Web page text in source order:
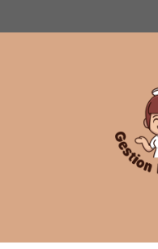
au